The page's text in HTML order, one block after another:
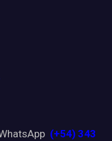
(+54) 343